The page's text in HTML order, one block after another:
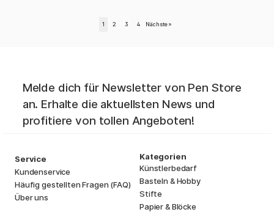
1 2 3 4 Nächste »
Melde dich für Newsletter von Pen Store
an. Erhalte die aktuellsten News und
profitiere von tollen Angeboten!
Service
Kundenservice
Häufig gestellten Fragen (FAQ)
Über uns
Kategorien
Künstlerbedarf
Basteln & Hobby
Stifte
Papier & Blöcke